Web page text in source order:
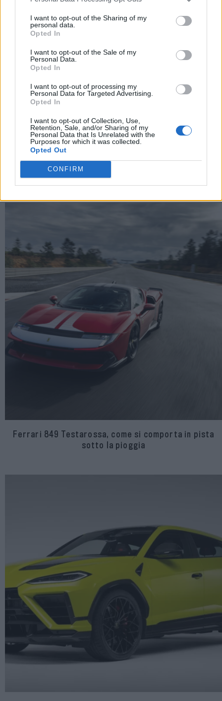
I want to opt-out of the Sharing of my
personal data.
Opted In
I want to opt-out of the Sale of my
Personal Data.
Opted In
I want to opt-out of processing my
Personal Data for Targeted Advertising.
Opted In
I want to opt-out of Collection, Use,
Retention, Sale, and/or Sharing of my
Personal Data that Is Unrelated with the
Purposes for which it was collected.
Opted Out
CONFIRM
Revuelto Impavido è una serie ultra esclusiva ispirata
Ferrari 849 Testarossa, come si comporta in pista
sotto la pioggia